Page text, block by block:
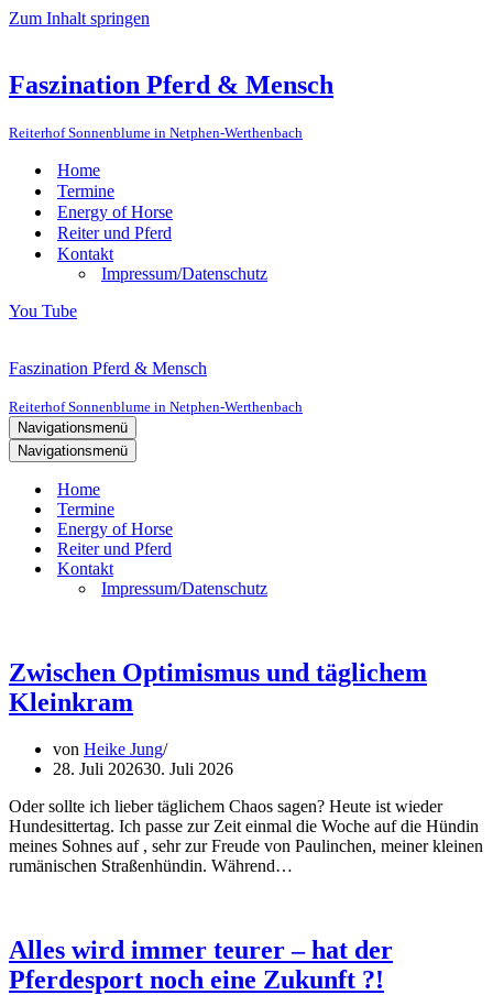
Zum Inhalt springen
Faszination Pferd & Mensch
Reiterhof Sonnenblume in Netphen-Werthenbach
Home
Termine
Energy of Horse
Reiter und Pferd
Kontakt
Impressum/Datenschutz
You Tube
Faszination Pferd & Mensch
Reiterhof Sonnenblume in Netphen-Werthenbach
Navigationsmenü
Navigationsmenü
Home
Termine
Energy of Horse
Reiter und Pferd
Kontakt
Impressum/Datenschutz
Zwischen Optimismus und täglichem
Kleinkram
von Heike Jung
28. Juli 202630. Juli 2026
Oder sollte ich lieber täglichem Chaos sagen? Heute ist wieder
Hundesittertag. Ich passe zur Zeit einmal die Woche auf die Hündin
meines Sohnes auf , sehr zur Freude von Paulinchen, meiner kleinen
rumänischen Straßenhündin. Während…
Alles wird immer teurer – hat der
Pferdesport noch eine Zukunft ?!